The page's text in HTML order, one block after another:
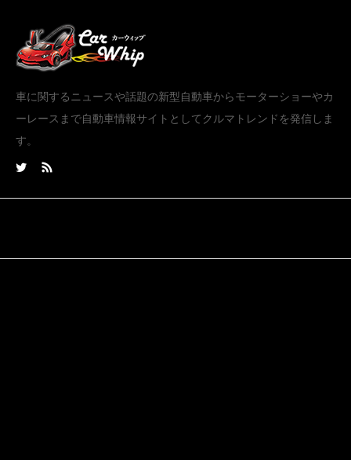
車に関するニュースや話題の新型自動車からモーターショーやカ
ーレースまで自動車情報サイトとしてクルマトレンドを発信しま
す。